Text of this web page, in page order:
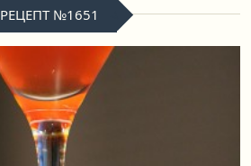
РЕЦЕПТ №1651